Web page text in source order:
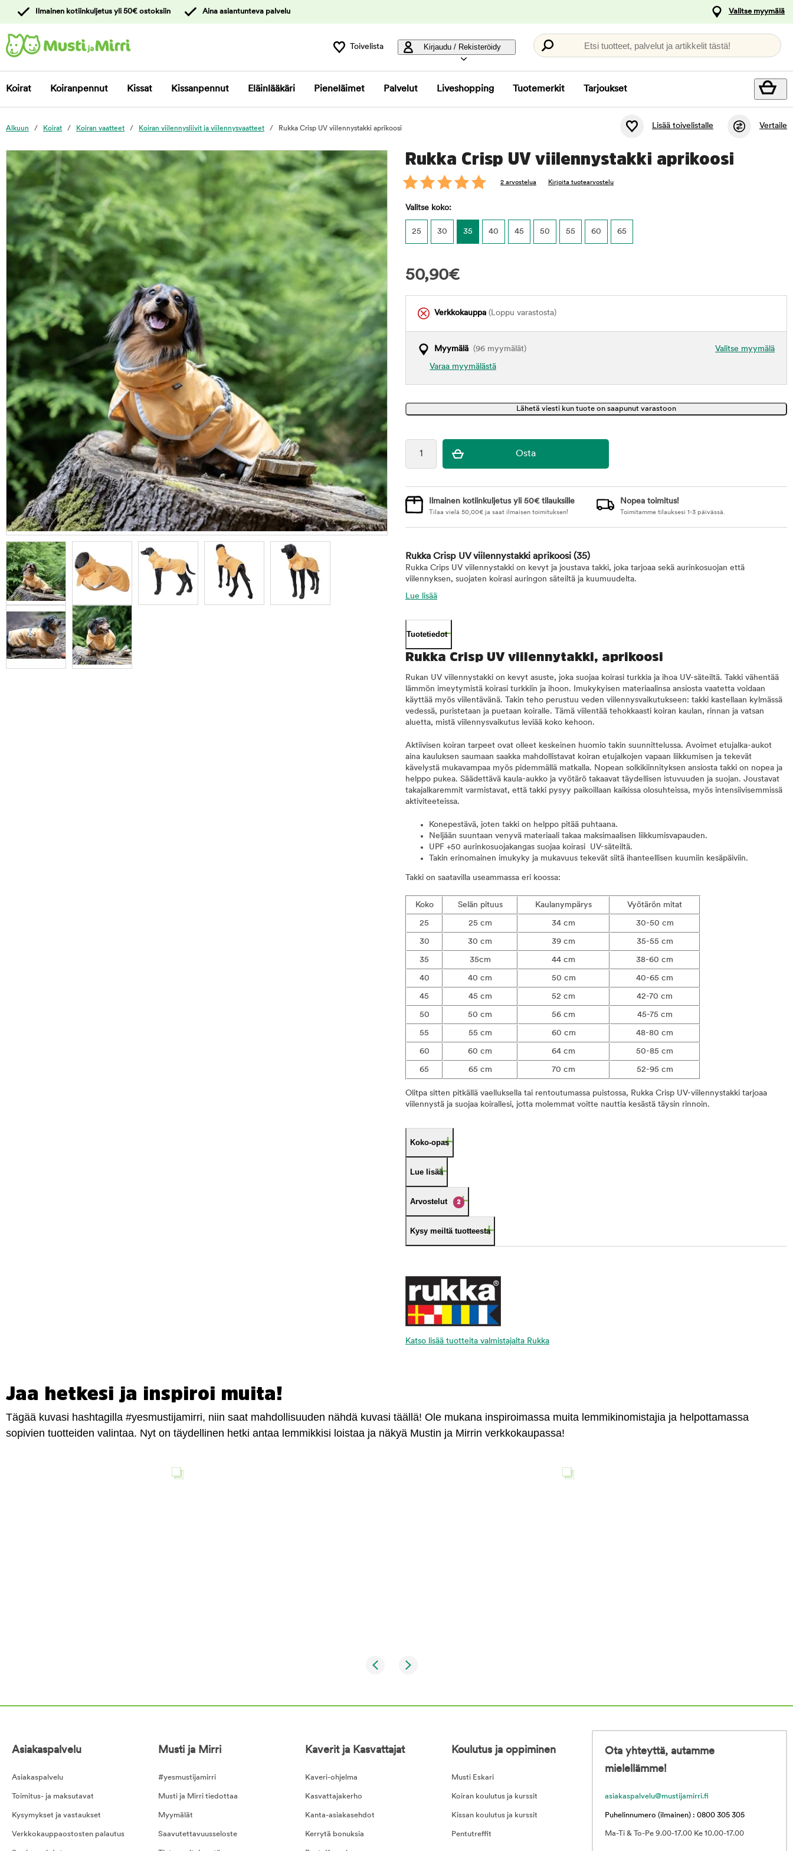
asiakaspalveluun
Ilmainen kotiinkuljetus yli 50€ ostoksiin Aina asiantunteva palvelu Valitse myymälä
Toivelista Kirjaudu / Rekisteröidy Etsi tuotteet, palvelut ja artikkelit tästä!
Koirat Koiranpennut Kissat Kissanpennut Eläinlääkäri Pieneläimet Palvelut Liveshopping Tuotemerkit Tarjoukset
Alkuun Koirat Koiran vaatteet Koiran viilennysliivit ja viilennysvaatteet Rukka Crisp UV viilennystakki aprikoosi Lisää toivelistalle Vertaile
Rukka Crisp UV viilennystakki aprikoosi
2 arvostelua Kirjoita tuotearvostelu
Valitse koko:
25 30 35 40 45 50 55 60 65
50,90€
Verkkokauppa (Loppu varastosta)
Valitse myymälä
Myymälä (96 myymälät)
Varaa myymälästä
foo
Ilmainen kotiinkuljetus yli 50€ tilauksille
Tilaa vielä 50,00€ ja saat ilmaisen toimituksen!
Nopea toimitus!
Toimitamme tilauksesi 1-3 päivässä.
Rukka Crisp UV viilennystakki aprikoosi (35)
Rukka Crips UV viilennystakki on kevyt ja joustava takki, joka tarjoaa sekä aurinkosuojan että
viilennyksen, suojaten koirasi auringon säteiltä ja kuumuudelta.
Lue lisää
Tuotetiedot
Rukka Crisp UV viilennytakki, aprikoosi
Rukan UV viilennystakki on kevyt asuste, joka suojaa koirasi turkkia ja ihoa UV-säteiltä. Takki vähentää
lämmön imeytymistä koirasi turkkiin ja ihoon. Imukykyisen materiaalinsa ansiosta vaatetta voidaan
käyttää myös viilentävänä. Takin teho perustuu veden viilennysvaikutukseen: takki kastellaan kylmässä
vedessä, puristetaan ja puetaan koiralle. Tämä viilentää tehokkaasti koiran kaulan, rinnan ja vatsan
aluetta, mistä viilennysvaikutus leviää koko kehoon.
Aktiivisen koiran tarpeet ovat olleet keskeinen huomio takin suunnittelussa. Avoimet etujalka-aukot
aina kauluksen saumaan saakka mahdollistavat koiran etujalkojen vapaan liikkumisen ja tekevät
kävelystä mukavampaa myös pidemmällä matkalla. Nopean solkikiinnityksen ansiosta takki on nopea ja
helppo pukea. Säädettävä kaula-aukko ja vyötärö takaavat täydellisen istuvuuden ja suojan. Joustavat
takajalkaremmit varmistavat, että takki pysyy paikoillaan kaikissa olosuhteissa, myös intensiivisemmissä
aktiviteeteissa.
Konepestävä, joten takki on helppo pitää puhtaana.
Neljään suuntaan venyvä materiaali takaa maksimaalisen liikkumisvapauden.
UPF +50 aurinkosuojakangas suojaa koirasi UV-säteiltä.
Takin erinomainen imukyky ja mukavuus tekevät siitä ihanteellisen kuumiin kesäpäiviin.
Takki on saatavilla useammassa eri koossa:
Koko Selän pituus Kaulanympärys Vyötärön mitat
25 25 cm 34 cm 30-50 cm
30 30 cm 39 cm 35-55 cm
35 35cm 44 cm 38-60 cm
40 40 cm 50 cm 40-65 cm
45 45 cm 52 cm 42-70 cm
50 50 cm 56 cm 45-75 cm
55 55 cm 60 cm 48-80 cm
60 60 cm 64 cm 50-85 cm
65 65 cm 70 cm 52-95 cm
Olitpa sitten pitkällä vaelluksella tai rentoutumassa puistossa, Rukka Crisp UV-viilennystakki tarjoaa
viilennystä ja suojaa koirallesi, jotta molemmat voitte nauttia kesästä täysin rinnoin.
Koko-opas
Lue lisää
Arvostelut 2
Kysy meiltä tuotteesta
Katso lisää tuotteita valmistajalta Rukka
Jaa hetkesi ja inspiroi muita!
Tägää kuvasi hashtagilla #yesmustijamirri, niin saat mahdollisuuden nähdä kuvasi täällä! Ole mukana inspiroimassa muita lemmikinomistajia ja helpottamassa
sopivien tuotteiden valintaa. Nyt on täydellinen hetki antaa lemmikkisi loistaa ja näkyä Mustin ja Mirrin verkkokaupassa!
Asiakaspalvelu
Asiakaspalvelu
Toimitus- ja maksutavat
Kysymykset ja vastaukset
Verkkokauppaostosten palautus
Musti ja Mirri
#yesmustijamirri
Musti ja Mirri tiedottaa
Myymälät
Saavutettavuusseloste
Kaverit ja Kasvattajat
Kaveri-ohjelma
Kasvattajakerho
Kanta-asiakasehdot
Kerrytä bonuksia
Koulutus ja oppiminen
Musti Eskari
Koiran koulutus ja kurssit
Kissan koulutus ja kurssit
Pentutreffit
Ota yhteyttä, autamme
mielellämme!
asiakaspalvelu@mustijamirri.fi
Puhelinnumero (ilmainen) : 0800 305 305
Ma-Ti & To-Pe 9.00-17.00 Ke 10.00-17.00